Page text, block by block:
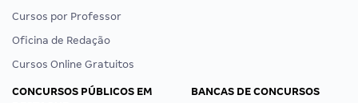
Cursos por Professor
Oficina de Redação
Cursos Online Gratuitos
CONCURSOS PÚBLICOS EM
BANCAS DE CONCURSOS